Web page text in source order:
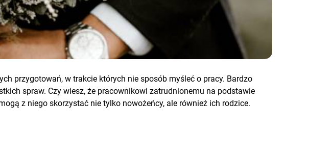
przygotowań, w trakcie których nie sposób myśleć o pracy. Bardzo
spraw. Czy wiesz, że pracownikowi zatrudnionemu na podstawie
z niego skorzystać nie tylko nowożeńcy, ale również ich rodzice.